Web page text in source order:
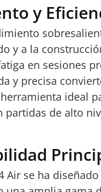
y
y a la
en sesiones
y precisa
ideal
partidas de alto
Air se ha